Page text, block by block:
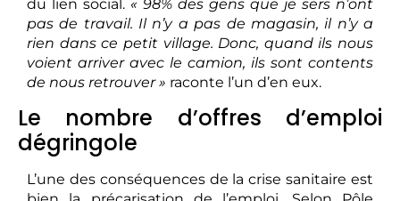
du lien social. « 98% des gens que je sers n’ont
pas de travail. Il n’y a pas de magasin, il n’y a
rien dans ce petit village. Donc, quand ils nous
voient arriver avec le camion, ils sont contents
de nous retrouver » raconte l’un d’en eux.
Le nombre d’offres d’emploi
dégringole
L’une des conséquences de la crise sanitaire est